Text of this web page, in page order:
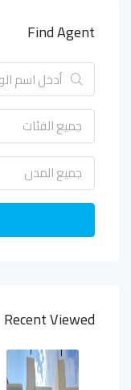
Find Agent
جميع الفئات
جميع المدن
Recent Viewed